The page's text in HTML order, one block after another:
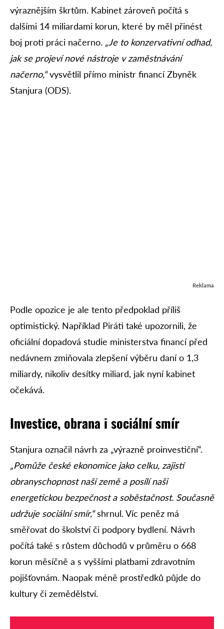
výraznějším škrtům. Kabinet zároveň počítá s
dalšími 14 miliardami korun, které by měl přinést
boj proti práci načerno. „Je to konzervativní odhad,
jak se projeví nové nástroje v zaměstnávání
načerno,“vysvětlil přímo ministr financí Zbyněk
Stanjura (ODS).
Reklama
Podle opozice je ale tento předpoklad příliš
optimistický. Například Piráti také upozornili, že
oficiální dopadová studie ministerstva financí před
nedávnem zmiňovala zlepšení výběru daní o 1,3
miliardy, nikoliv desítky miliard, jak nyní kabinet
očekává.
Investice, obrana i sociální smír
Stanjura označil návrh za „výrazně proinvestiční“.
„Pomůže české ekonomice jako celku, zajistí
obranyschopnost naší země a posílí naši
energetickou bezpečnost a soběstačnost. Současně
udržuje sociální smír,“shrnul. Víc peněz má
směřovat do školství či podpory bydlení. Návrh
počítá také s růstem důchodů v průměru o 668
korun měsíčně a s vyššími platbami zdravotním
pojišťovnám. Naopak méně prostředků půjde do
kultury či zemědělství.